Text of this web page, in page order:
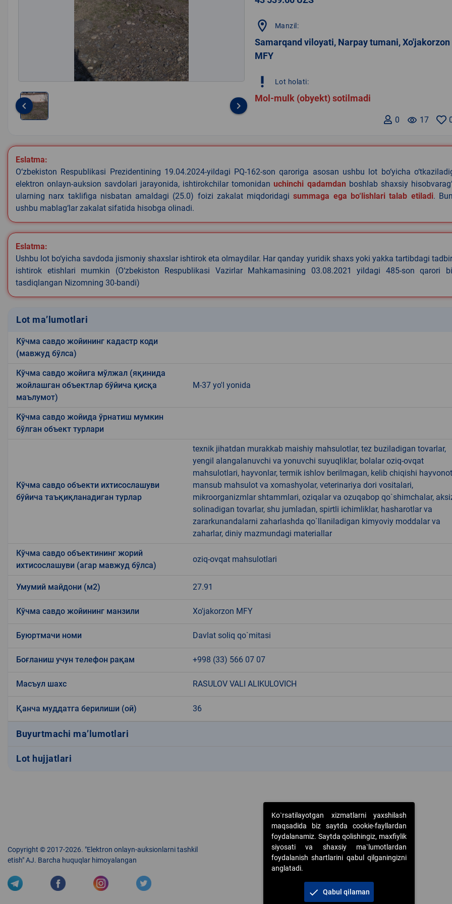
of
1
keyboard_arrow_left keyboard_arrow_right
location_on Manzil:
Samarqand viloyati, Narpay tumani, Xo'jakorzon
MFY
priority_high Lot holati:
Mol-mulk (obyekt) sotilmadi
remove_red_eye 17
0
Eslatma:
O‘zbekiston Respublikasi Prezidentining 19.04.2024-yildagi PQ-162-son qaroriga asosan ushbu lot bo‘yicha
elektron onlayn-auksion savdolari jarayonida, ishtirokchilar tomonidanuchinchi qadamdan boshlab shaxsiy
ularning narx taklifiga nisbatan amaldagi (25.0) foizi zakalat miqdoridagisummaga ega bo‘lishlari talab etiladi.
ushbu mablag‘lar zakalat sifatida hisobga olinadi.
Eslatma:
Ushbu lot bo‘yicha savdoda jismoniy shaxslar ishtirok eta olmaydilar. Har qanday yuridik shaxs yoki yakka tartibdagi
ishtirok etishlari mumkin (O‘zbekiston Respublikasi Vazirlar Mahkamasining 03.08.2021 yildagi 485-son qarori
tasdiqlangan Nizomning 30-bandi)
Lot ma’lumotlari
Кўчма савдо жойининг кадастр коди
(мавжуд бўлса)
Кўчма савдо жойига мўлжал (яқинида
жойлашган объектлар бўйича қисқа
маълумот)
M-37 yo'l yonida
Кўчма савдо жойида ўрнатиш мумкин
бўлган объект турлари
Кўчма савдо объекти ихтисослашуви
бўйича таъқиқланадиган турлар
texnik jihatdan murakkab maishiy mahsulotlar, tez buziladigan tovarlar,
yengil alangalanuvchi va yonuvchi suyuqliklar, bolalar oziq-ovqat
mahsulotlari, hayvonlar, termik ishlov berilmagan, kelib chiqishi
mansub mahsulot va xomashyolar, veterinariya dori vositalari,
mikroorganizmlar shtammlari, oziqalar va ozuqabop qo`shimchalar,
solinadigan tovarlar, shu jumladan, spirtli ichimliklar, hasharotlar va
zararkunandalarni zaharlashda qo`llaniladigan kimyoviy moddalar va
zaharlar, diniy mazmundagi materiallar
Кўчма савдо объектининг жорий
ихтисослашуви (агар мавжуд бўлса)
oziq-ovqat mahsulotlari
Умумий майдони (м2) 27.91
Кўчма савдо жойининг манзили Xo'jakorzon MFY
Буюртмачи номи Davlat soliq qo`mitasi
Боғланиш учун телефон рақам +998 (33) 566 07 07
Масъул шахс RASULOV VALI ALIKULOVICH
Қанча муддатга берилиши (ой) 36
Buyurtmachi ma’lumotlari
Lot hujjatlari
Copyright © 2017-2026. "Elektron onlayn-auksionlarni tashkil
etish" AJ. Barcha huquqlar himoyalangan
Ko`rsatilayotgan xizmatlarni yaxshilash
maqsadida biz saytda cookie-fayllardan
foydalanamiz. Saytda qolishingiz, maxfiylik
siyosati va shaxsiy ma`lumotlardan
foydalanish shartlarini qabul qilganingizni
anglatadi.
check Qabul qilaman